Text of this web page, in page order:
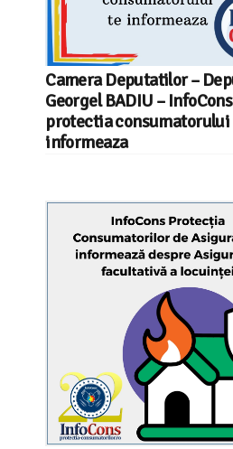
Camera Deputatilor –
Georgel BADIU – InfoCons
protectia consumatorului
informeaza